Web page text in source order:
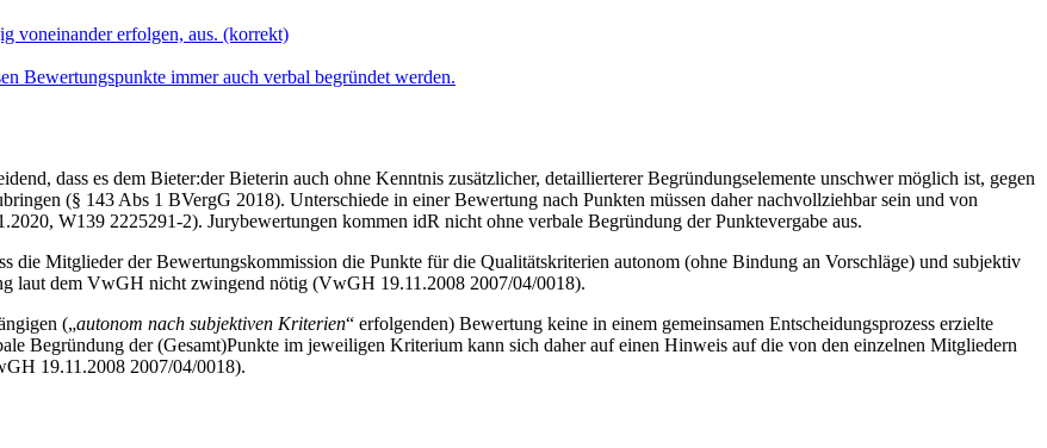
voneinander erfolgen, aus. (korrekt)
Bewertungspunkte immer auch verbal begründet werden.
dass es dem Bieter:der Bieterin auch ohne Kenntnis zusätzlicher, detaillierterer Begründungselemente unschwer möglich ist, gegen
(§ 143 Abs 1 BVergG 2018). Unterschiede in einer Bewertung nach Punkten müssen daher nachvollziehbar sein und von
W139 2225291-2). Jurybewertungen kommen idR nicht ohne verbale Begründung der Punktevergabe aus.
die Mitglieder der Bewertungskommission die Punkte für die Qualitätskriterien autonom (ohne Bindung an Vorschläge) und subjektiv
laut dem VwGH nicht zwingend nötig (VwGH 19.11.2008 2007/04/0018).
(„autonom nach subjektiven Kriterien“ erfolgenden) Bewertung keine in einem gemeinsamen Entscheidungsprozess erzielte
Begründung der (Gesamt)Punkte im jeweiligen Kriterium kann sich daher auf einen Hinweis auf die von den einzelnen Mitgliedern
19.11.2008 2007/04/0018).